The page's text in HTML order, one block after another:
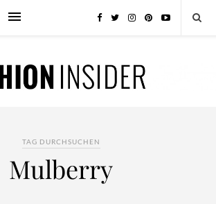
TAG DURCHSUCHEN
Mulberry